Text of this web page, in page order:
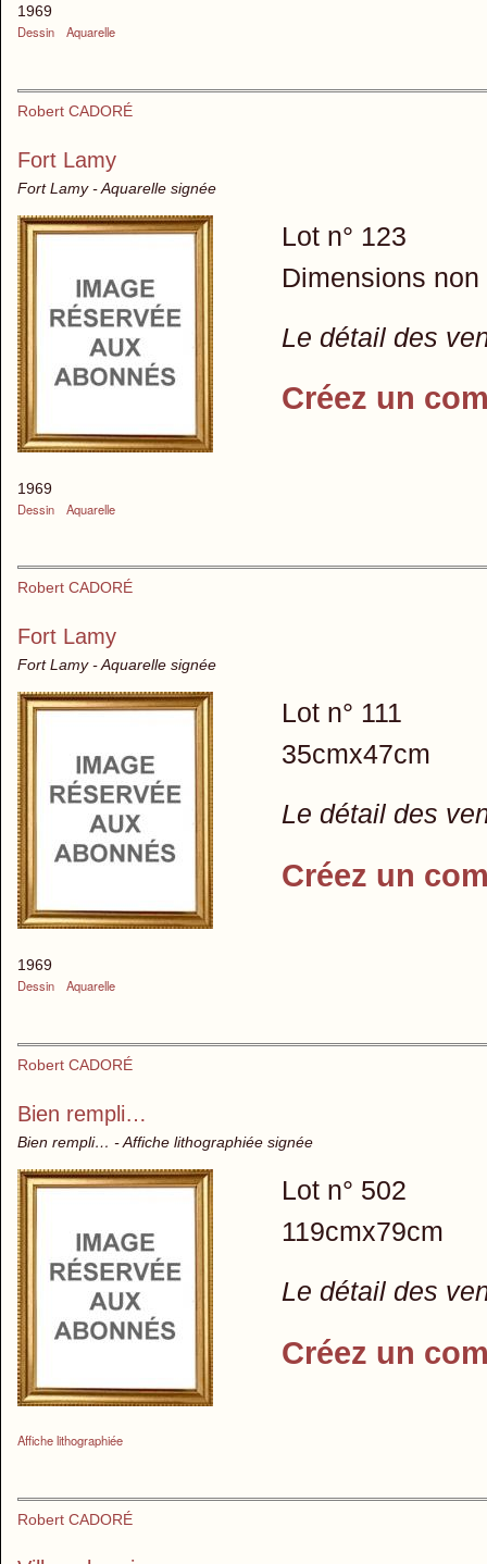
1969
Dessin
Aquarelle
Robert CADORÉ
Fort Lamy
Fort Lamy - Aquarelle signée
1969
Dessin
Aquarelle
Lot n° 123
Dimensions
Le détail des
Créez un
Robert CADORÉ
Fort Lamy
Fort Lamy - Aquarelle signée
1969
Dessin
Aquarelle
Lot n° 111
35cmx47cm
Le détail des
Créez un
Robert CADORÉ
Bien rempli…
Bien rempli… - Affiche lithographiée signée
Affiche lithographiée
Lot n° 502
119cmx79cm
Le détail des
Créez un
Robert CADORÉ